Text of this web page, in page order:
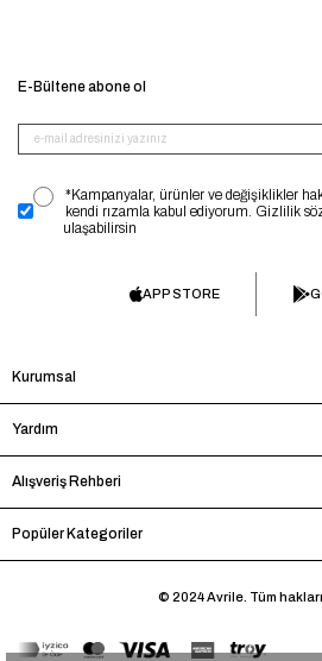
E-Bültene abone ol
*Kampanyalar, ürünler ve değişiklikler
kendi rızamla kabul ediyorum. Gizlilik
ulaşabilirsin
APP STORE
Kurumsal
Yardım
Alışveriş Rehberi
Popüler Kategoriler
© 2024 Avrile. Tüm hakları